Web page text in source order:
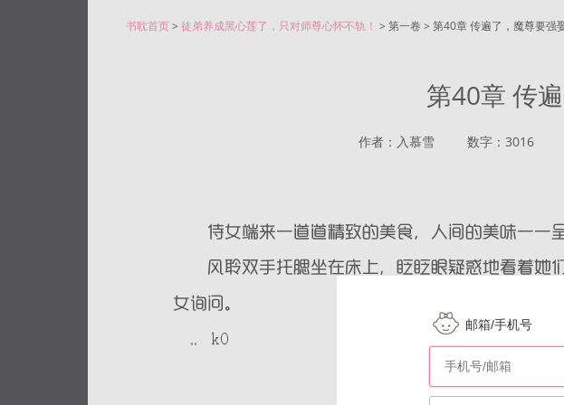
书耽首页> 徒弟养成黑心莲了，只对师尊心怀不轨！ > 第一卷 > 第40章 传遍了，魔尊要强
第40章 传
作者：入慕雪 数字：3016
邮箱/手机号